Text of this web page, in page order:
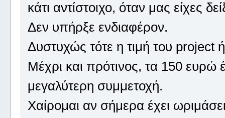
κάτι αντίστοιχο, όταν μας είχες
Δεν υπήρξε ενδιαφέρον.
Δυστυχώς τότε η τιμή του project
Μέχρι και πρότινος, τα 150 ευρώ
μεγαλύτερη συμμετοχή.
Χαίρομαι αν σήμερα έχει